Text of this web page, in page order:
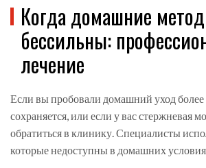
Когда домашние
бессильны:
лечение
Если вы пробовали домашний уход более
сохраняется, или если у вас стержневая
обратиться в клинику. Специалисты
которые недоступны в домашних